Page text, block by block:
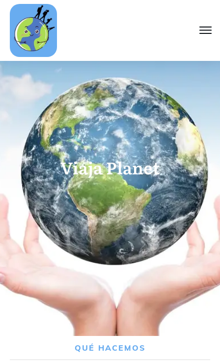
Viaja Planet
QUÉ HACEMOS